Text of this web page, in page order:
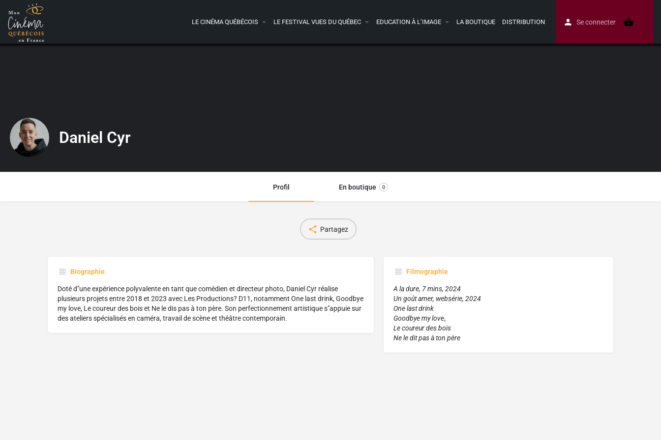
LE CINÉMA QUÉBÉCOIS LE FESTIVAL VUES DU QUÉBEC EDUCATION À L’IMAGE LA BOUTIQUE DISTRIBUTION Se connecter
Daniel Cyr
Profil En boutique 0
Partagez
Biographie
Doté d’'une expérience polyvalente en tant que comédien et directeur photo, Daniel Cyr réalise
plusieurs projets entre 2018 et 2023 avec Les Productions? D11, notamment One last drink, Goodbye
my love, Le coureur des bois et Ne le dis pas à ton père. Son perfectionnement artistique s’'appuie sur
des ateliers spécialisés en caméra, travail de scène et théâtre contemporain.
Filmographie
A la dure, 7 mins, 2024
Un goût amer, websérie, 2024
One last drink
Goodbye my love,
Le coureur des bois
Ne le dit pas à ton père